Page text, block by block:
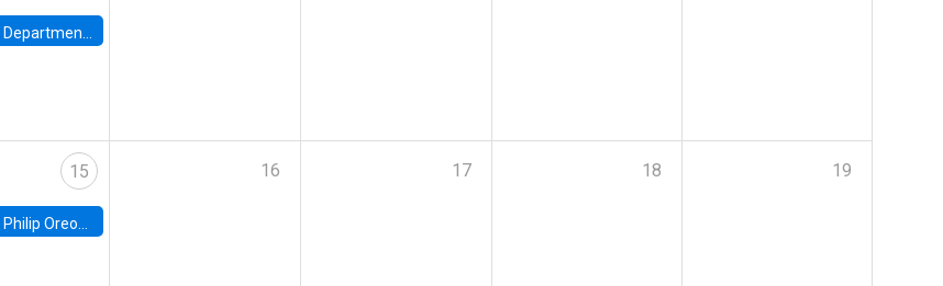
Department Seminar: James Robinson
15
Philip Oreopolous, University of Toronto
16 17 18 19